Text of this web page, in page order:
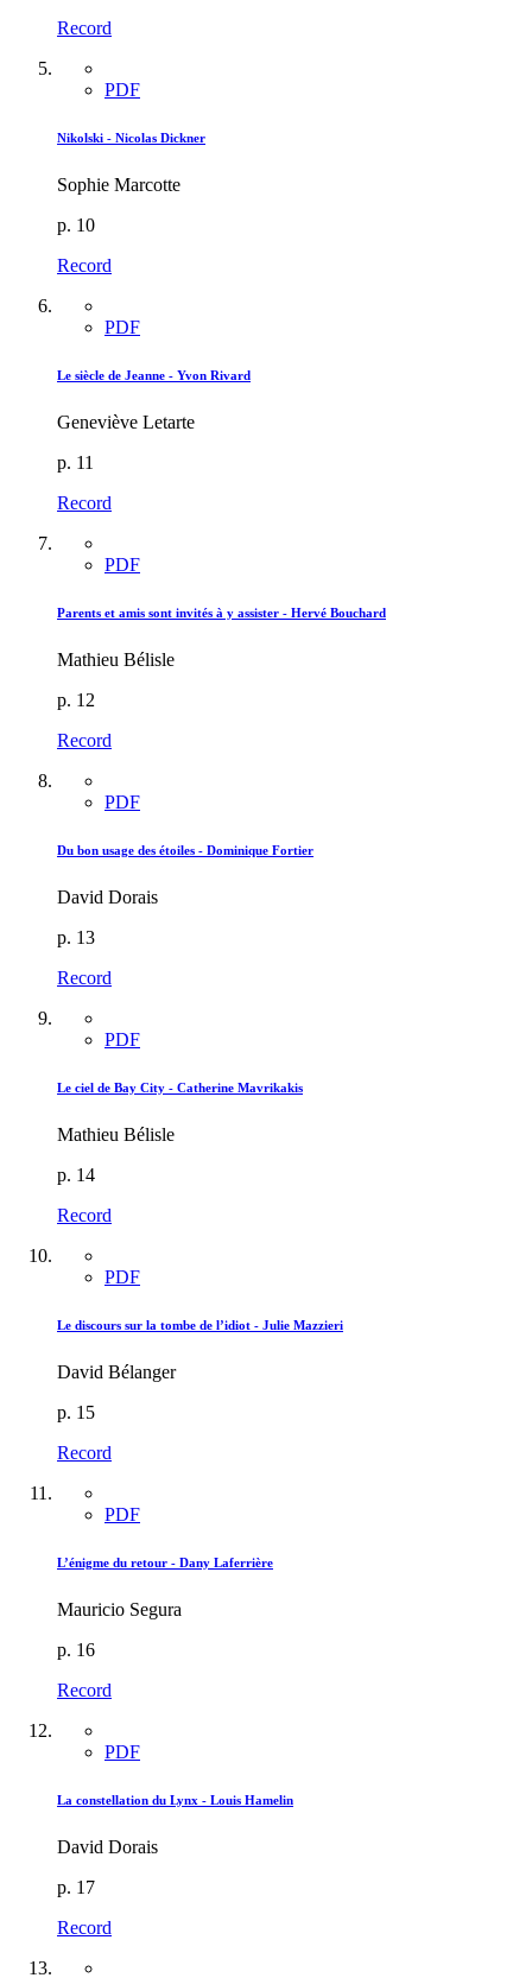
Record
PDF
Nikolski - Nicolas Dickner
Sophie Marcotte
p. 10
Record
PDF
Le siècle de Jeanne - Yvon Rivard
Geneviève Letarte
p. 11
Record
PDF
Parents et amis sont invités à y assister - Hervé Bouchard
Mathieu Bélisle
p. 12
Record
PDF
Du bon usage des étoiles - Dominique Fortier
David Dorais
p. 13
Record
PDF
Le ciel de Bay City - Catherine Mavrikakis
Mathieu Bélisle
p. 14
Record
PDF
Le discours sur la tombe de l’idiot - Julie Mazzieri
David Bélanger
p. 15
Record
PDF
L’énigme du retour - Dany Laferrière
Mauricio Segura
p. 16
Record
PDF
La constellation du Lynx - Louis Hamelin
David Dorais
p. 17
Record